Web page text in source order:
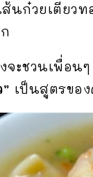
ส้นก๋วยเตี๋ย
จะชวนเพื่อน
เป็นสูตรข